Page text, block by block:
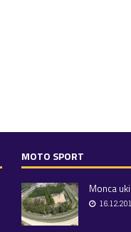
MOTO SPORT
Monca